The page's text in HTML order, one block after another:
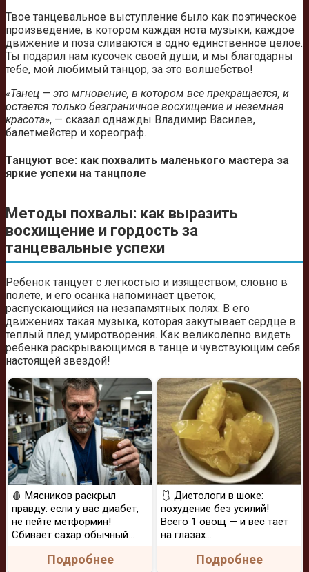
Твое танцевальное выступление было как поэтическое
произведение, в котором каждая нота музыки, каждое
движение и поза сливаются в одно единственное целое.
Ты подарил нам кусочек своей души, и мы благодарны
тебе, мой любимый танцор, за это волшебство!
«Танец — это мгновение, в котором все прекращается, и
остается только безграничное восхищение и неземная
красота», — сказал однажды Владимир Василев,
балетмейстер и хореограф.
Танцуют все: как похвалить маленького мастера за
яркие успехи на танцполе
Методы похвалы: как выразить
восхищение и гордость за
танцевальные успехи
Ребенок танцует с легкостью и изяществом, словно в
полете, и его осанка напоминает цветок,
распускающийся на незапамятных полях. В его
движениях такая музыка, которая закутывает сердце в
теплый плед умиротворения. Как великолепно видеть
ребенка раскрывающимся в танце и чувствующим себя
настоящей звездой!
🩸 Мясников раскрыл
правду: если у вас диабет,
не пейте метформин!
Сбивает сахар обычный...
Подробнее
🩱 Диетологи в шоке:
похудение без усилий!
Всего 1 овощ — и вес тает
на глазах…
Подробнее